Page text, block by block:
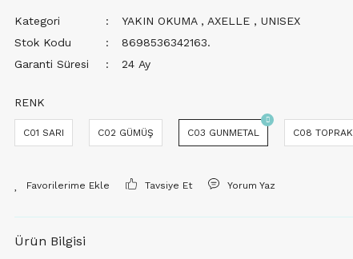
Kategori YAKIN OKUMA , AXELLE ,UNISEX
Stok Kodu
8698536342163.
Garanti Süresi
24 Ay
RENK
C01 SARI C02 GÜMÜŞ C03 GUNMETAL C08 TOPRAK
Tavsiye Et Yorum Yaz
Ürün Bilgisi